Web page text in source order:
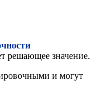
решающее значение.
и могут